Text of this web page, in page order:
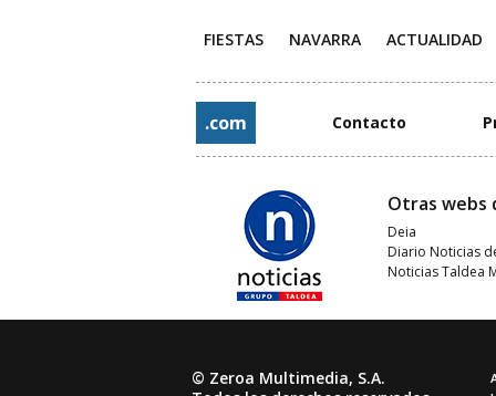
FIESTAS NAVARRA ACTUALIDAD
.com Contacto
Otras webs
Deia
Diario Noticias
Noticias Taldea
© Zeroa Multimedia, S.A.